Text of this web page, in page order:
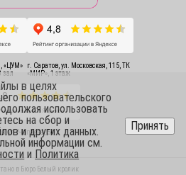
«ЦУМ»
зал
г. Саратов, ул. Московская, 115, ТК
«МИР», 1 этаж
ул. Чапаева, 54
в Бюро Белый кролик
в целях
пользовательского
использовать
на сбор и
и других данных.
информации см.
и Политика
Принять